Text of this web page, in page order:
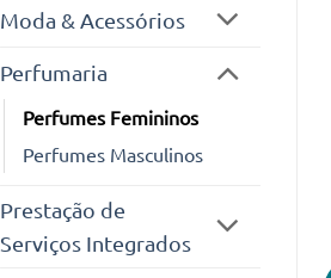
Moda & Acessórios
Perfumaria
Perfumes Femininos
Perfumes Masculinos
Prestação de
Serviços Integrados